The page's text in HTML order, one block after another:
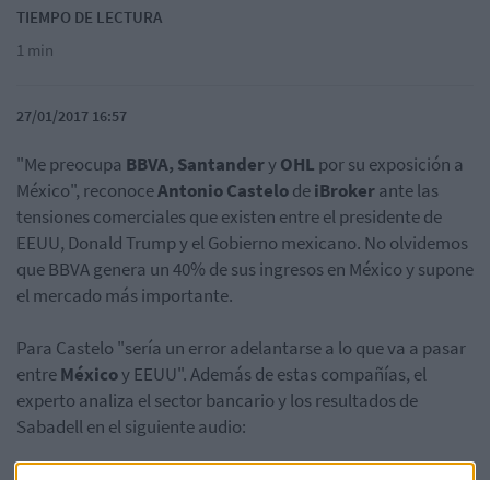
TIEMPO DE LECTURA
1 min
27/01/2017 16:57
"Me preocupa BBVA, SantanderyOHL por su exposición a
México", reconoceAntonio CastelodeiBrokerante las
tensiones comerciales que existen entre el presidente de
EEUU, Donald Trump y el Gobierno mexicano. No olvidemos
que BBVA genera un 40% de sus ingresos en México y supone
el mercado más importante.
Para Castelo "sería un error adelantarse a lo que va a pasar
entreMéxicoy EEUU". Además de estas compañías, el
experto analiza el sector bancario y los resultados de
Sabadell en el siguiente audio: